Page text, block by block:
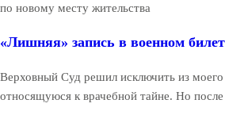
по новому месту жительства
«Лишняя» запись в военном
Верховный Суд решил исключить из
относящуюся к врачебной тайне. Но после